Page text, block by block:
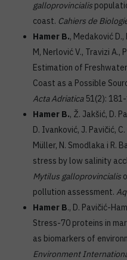
galloprovincialis
coast. Cahiers de
Hamer B., Medaković
M, Nerlović V., Travizi A.,
Estimation of
Coast as a Possible
Acta Adriatica51(2):
Hamer B., Ž. Jakšić, D.
D. Ivanković, J. Pavičić,
Müller, N. Smodlaka i R.
stress by low salinity
Mytilus galloprovincialis
pollution assessment.
Hamer B., D. Pavičić-
Stress-70 proteins in
as biomarkers of
Environment